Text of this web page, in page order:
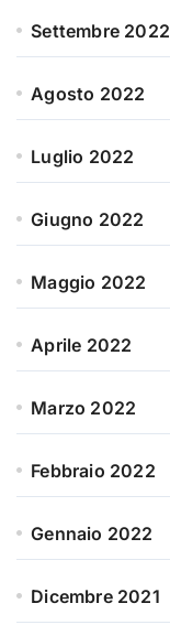
Settembre 2022
Agosto 2022
Luglio 2022
Giugno 2022
Maggio 2022
Aprile 2022
Marzo 2022
Febbraio 2022
Gennaio 2022
Dicembre 2021